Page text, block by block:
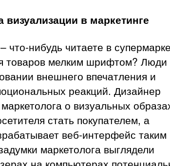
визуализации в маркетинге
что-нибудь читаете в
товаров мелким шрифтом? Люди
внешнего впечатления и
реакций. Дизайнер
о визуальных
стать покупателем, а
веб-интерфейс таким
маркетолога выглядели